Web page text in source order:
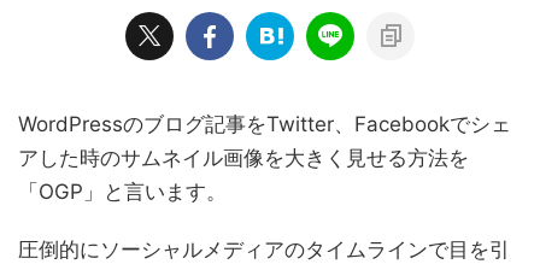
WordPressのブログ記事をTwitter、Facebookでシェ
アした時のサムネイル画像を大きく見せる方法を
「OGP」と言います。
圧倒的にソーシャルメディアのタイムラインで目を引